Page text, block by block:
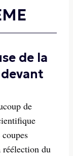
de la
de
réélection du